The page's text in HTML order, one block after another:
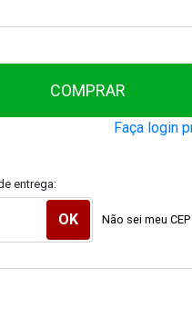
COMPRAR
Faça login
entrega:
Não sei meu CEP